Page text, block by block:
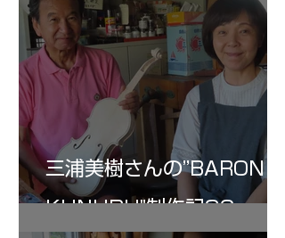
三浦美樹さんの”BARON・
KUNUPU"制作記32